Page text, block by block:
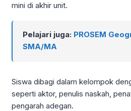
mini di akhir unit.
Pelajari juga: PROSEM
SMA/MA
Siswa dibagi dalam kelompok
seperti aktor, penulis naskah,
pengarah adegan.